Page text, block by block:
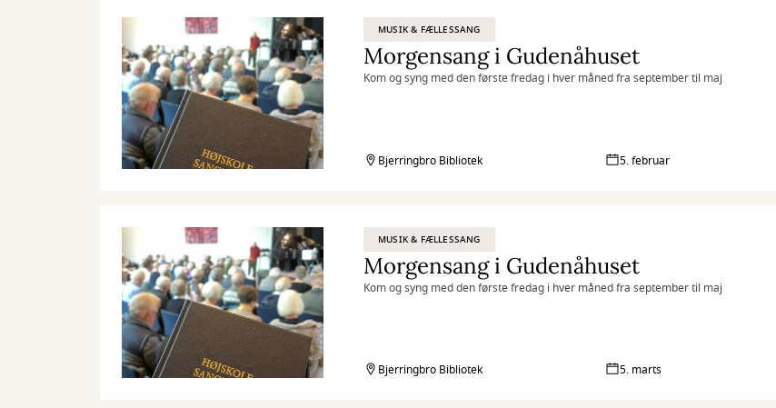
MUSIK & FÆLLESSANG
Morgensang i Gudenåhuset
Kom og syng med den første fredag i hver måned fra september til maj
Bjerringbro Bibliotek 5. februar
MUSIK & FÆLLESSANG
Morgensang i Gudenåhuset
Kom og syng med den første fredag i hver måned fra september til maj
Bjerringbro Bibliotek 5. marts